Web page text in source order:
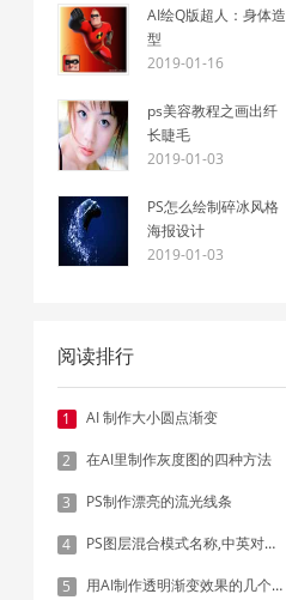
AI绘Q版超人：身体造
型
2019-01-16
ps美容教程之画出纤
长睫毛
2019-01-03
PS怎么绘制碎冰风格
海报设计
2019-01-03
阅读排行
1 AI 制作大小圆点渐变
2 在AI里制作灰度图的四种方法
3 PS制作漂亮的流光线条
4 PS图层混合模式名称,中英对照表
5 用AI制作透明渐变效果的几个方法